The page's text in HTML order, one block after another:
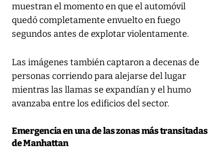
muestran el momento en que el automóvil
quedó completamente envuelto en fuego
segundos antes de explotar violentamente.
Las imágenes también captaron a decenas de
personas corriendo para alejarse del lugar
mientras las llamas se expandían y el humo
avanzaba entre los edificios del sector.
Emergencia en una de las zonas más transitadas
de Manhattan